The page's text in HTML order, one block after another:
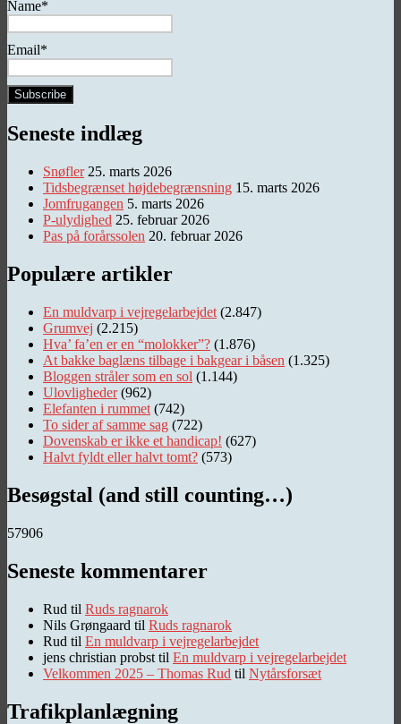
Name*
Email*
Seneste indlæg
Snøfler 25. marts 2026
Tidsbegrænset højdebegrænsning 15. marts 2026
Jomfrugangen 5. marts 2026
P-ulydighed 25. februar 2026
Pas på forårssolen 20. februar 2026
Populære artikler
En muldvarp i vejregelarbejdet (2.847)
Grumvej (2.215)
Hva’ fa’en er en “molokker”? (1.876)
At bakke baglæns tilbage i bakgear i båsen (1.325)
Bloggen stråler som en sol (1.144)
Ulovligheder (962)
Elefanten i rummet (742)
To sider af samme sag (722)
Dovenskab er ikke et handicap! (627)
Halvt fyldt eller halvt tomt? (573)
Besøgstal (and still counting…)
57906
Seneste kommentarer
Rud til Ruds ragnarok
Nils Grøngaard til Ruds ragnarok
Rud til En muldvarp i vejregelarbejdet
jens christian probst til En muldvarp i vejregelarbejdet
Velkommen 2025 – Thomas Rud til Nytårsforsæt
Trafikplanlægning